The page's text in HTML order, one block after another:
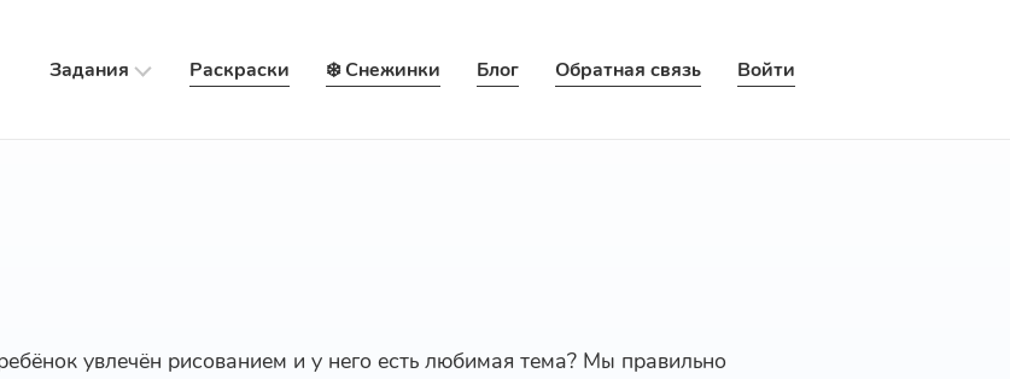
Задания Раскраски ❄️ Снежинки Блог Обратная связь Войти
увлечён рисованием и у него есть любимая тема? Мы правильно